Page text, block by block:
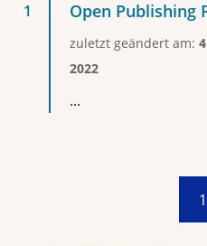
Open Publishing
zuletzt geändert am:
2022
...
1